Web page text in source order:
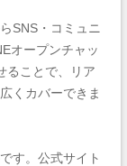
SNS・コミュニ
オープンチャッ
ることで、リア
くカバーできま
す。公式サイト